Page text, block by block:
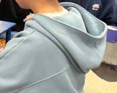
台中市校友會拜會盧秀燕市
長 校友交流智慧治理凝聚向
心力